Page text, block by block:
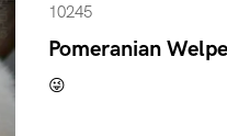
10245
Pomeranian
😜